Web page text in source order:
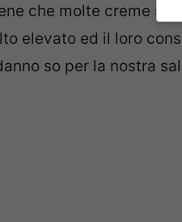
che molte creme
elevato ed il loro
so per la nostra